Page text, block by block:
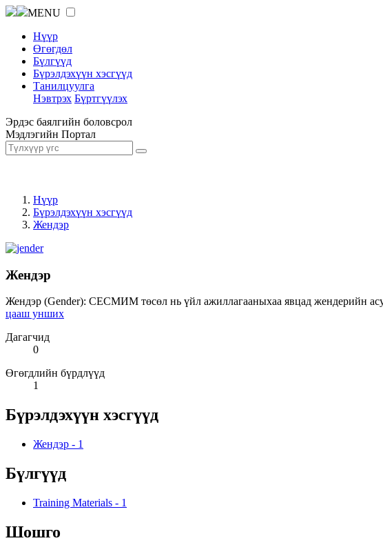
MENU
Нүүр
Өгөгдөл
Бүлгүүд
Бүрэлдэхүүн хэсгүүд
Танилцуулга
Нэвтрэх Бүртгүүлэх
Эрдэс баялгийн боловсрол
Мэдлэгийн Портал
Нүүр
Бүрэлдэхүүн хэсгүүд
Жендэр
Жендэр
Жендэр (Gender): СЕСМИМ төсөл нь үйл ажиллагааныхаа явцад жендерийн
цааш унших
Дагагчид
0
Өгөгдлийн бүрдлүүд
1
Бүрэлдэхүүн хэсгүүд
Жендэр - 1
Бүлгүүд
Training Materials - 1
Шошго